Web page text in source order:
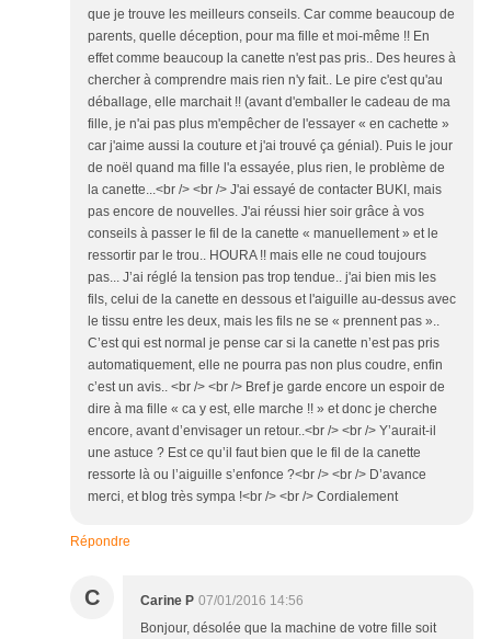
que je trouve les meilleurs conseils. Car comme beaucoup de
parents, quelle déception, pour ma fille et moi-même !! En
effet comme beaucoup la canette n'est pas pris.. Des heures à
chercher à comprendre mais rien n'y fait.. Le pire c'est qu'au
déballage, elle marchait !! (avant d'emballer le cadeau de ma
fille, je n'ai pas plus m'empêcher de l'essayer « en cachette »
car j'aime aussi la couture et j'ai trouvé ça génial). Puis le jour
de noël quand ma fille l'a essayée, plus rien, le problème de
la canette...<br /> <br /> J'ai essayé de contacter BUKI, mais
pas encore de nouvelles. J'ai réussi hier soir grâce à vos
conseils à passer le fil de la canette « manuellement » et le
ressortir par le trou.. HOURA !! mais elle ne coud toujours
pas... J’ai réglé la tension pas trop tendue.. j'ai bien mis les
fils, celui de la canette en dessous et l'aiguille au-dessus avec
le tissu entre les deux, mais les fils ne se « prennent pas »..
C’est qui est normal je pense car si la canette n’est pas pris
automatiquement, elle ne pourra pas non plus coudre, enfin
c’est un avis.. <br /> <br /> Bref je garde encore un espoir de
dire à ma fille « ca y est, elle marche !! » et donc je cherche
encore, avant d’envisager un retour..<br /> <br /> Y’aurait-il
une astuce ? Est ce qu’il faut bien que le fil de la canette
ressorte là ou l’aiguille s’enfonce ?<br /> <br /> D’avance
merci, et blog très sympa !<br /> <br /> Cordialement
Répondre
C Carine P 07/01/2016 14:56
Bonjour, désolée que la machine de votre fille soit